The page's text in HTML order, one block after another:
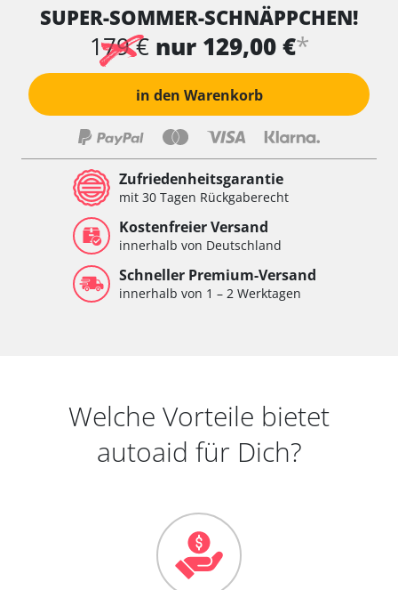
SUPER-SOMMER-SCHNÄPPCHEN!
179 € nur 129,00 €*
in den Warenkorb
Zufriedenheitsgarantie
mit 30 Tagen Rückgaberecht
Kostenfreier Versand
innerhalb von Deutschland
Schneller Premium-Versand
innerhalb von 1 – 2 Werktagen
Welche Vorteile bietet
autoaid für Dich?